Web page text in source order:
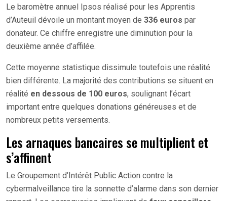
Le baromètre annuel Ipsos réalisé pour les Apprentis
d’Auteuil dévoile un montant moyen de 336 euros par
donateur. Ce chiffre enregistre une diminution pour la
deuxième année d’affilée.
Cette moyenne statistique dissimule toutefois une réalité
bien différente. La majorité des contributions se situent en
réalité en dessous de 100 euros, soulignant l’écart
important entre quelques donations généreuses et de
nombreux petits versements.
Les arnaques bancaires se multiplient et
s’affinent
Le Groupement d’Intérêt Public Action contre la
cybermalveillance tire la sonnette d’alarme dans son dernier